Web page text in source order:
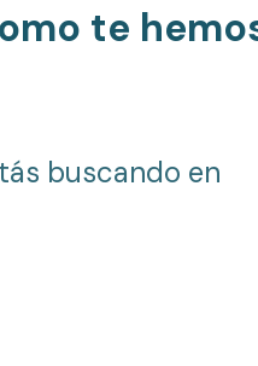
te
buscando en